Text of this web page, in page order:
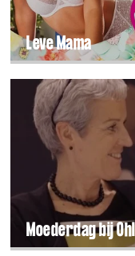
Leve Mama
Moederdag bij